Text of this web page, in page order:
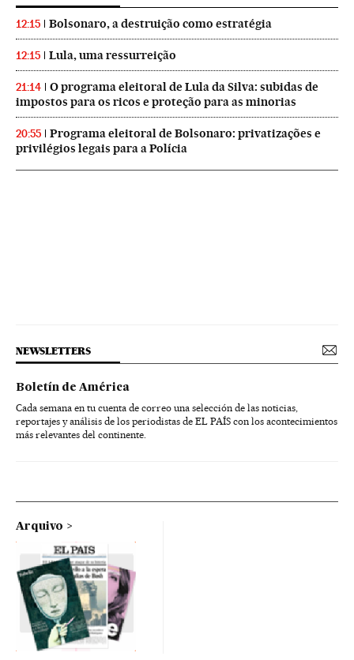
12:15 Bolsonaro, a destruição como estratégia
12:15 Lula, uma ressurreição
21:14
O programa eleitoral de Lula da Silva: subidas de
impostos para os ricos e proteção para as minorias
20:55
Programa eleitoral de Bolsonaro: privatizações e
privilégios legais para a Polícia
NEWSLETTERS
Boletín de América
Cada semana en tu cuenta de correo una selección de las noticias,
reportajes y análisis de los periodistas de EL PAÍS con los acontecimientos
más relevantes del continente.
Arquivo